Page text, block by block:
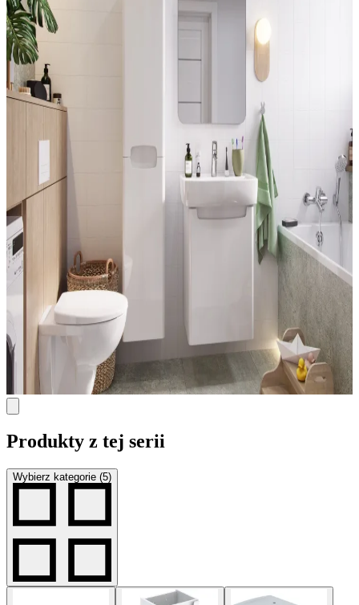
Produkty z tej serii
Wybierz kategorie (5)